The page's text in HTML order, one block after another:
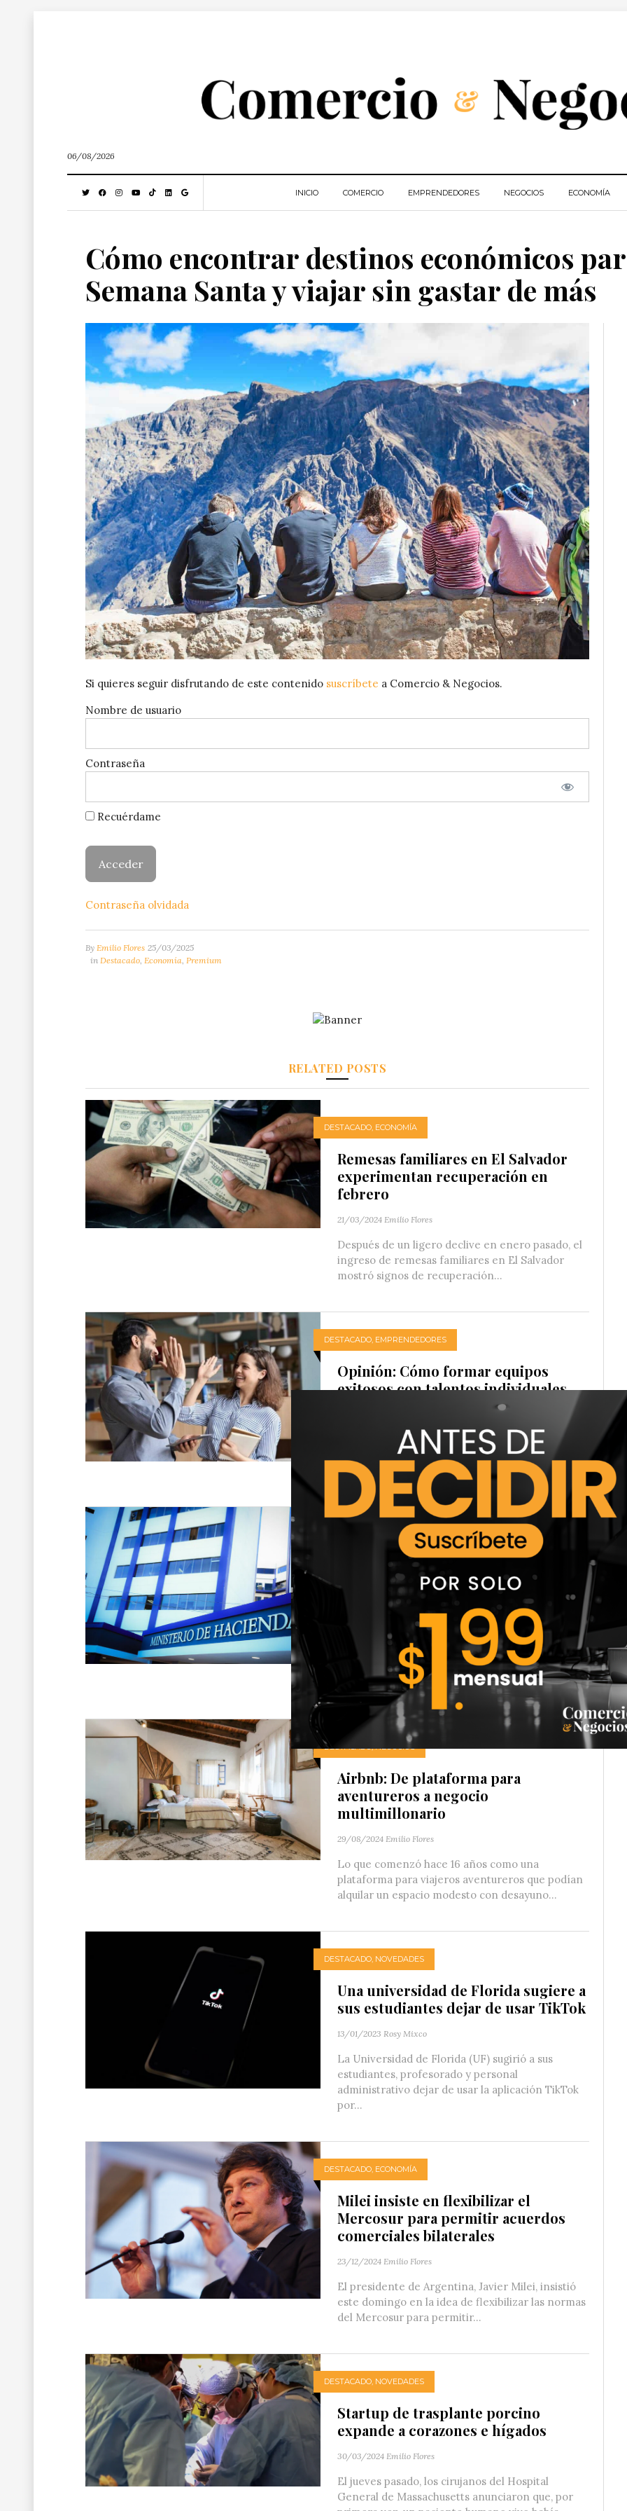
06/08/2026
INICIO COMERCIO EMPRENDEDORES NEGOCIOS ECONOMÍA
Cómo encontrar destinos económicos
Semana Santa y viajar sin gastar de más
Si quieres seguir disfrutando de este contenido suscríbete a Comercio & Negocios.
Nombre de usuario
Contraseña
Recuérdame
Contraseña olvidada
By Emilio Flores 25/03/2025
in Destacado Economía Premium
RELATED POSTS
DESTACADO, ECONOMÍA
Remesas familiares en El Salvador
experimentan recuperación en
febrero
21/03/2024 Emilio Flores
Después de un ligero declive en enero pasado, el
ingreso de remesas familiares en El Salvador
mostró signos de recuperación...
DESTACADO, EMPRENDEDORES
Opinión: Cómo formar equipos
exitosos con talentos individuales
¿Puede un plantel de estrellas terminar
estrellado? ¿Cuántas veces hemos visto equipos
de fútbol repletos de figuras que no lograron...
El Salvador garantiza el
cumplimiento de sus compromisos
internacionales.
28/07/2022 Rosy Mixco
La situación económica mundial y la crisis de
inflación han generado presiones extraordinarias
en el presupuesto y el gasto público...
DESTACADO,NEGOCIOS
Airbnb: De plataforma para
aventureros a negocio
multimillonario
29/08/2024 Emilio Flores
Lo que comenzó hace 16 años como una
plataforma para viajeros aventureros que podían
alquilar un espacio modesto con desayuno...
DESTACADO, NOVEDADES
Una universidad de Florida sugiere a
sus estudiantes dejar de usar TikTok
13/01/2023 Rosy Mixco
La Universidad de Florida (UF) sugirió a sus
estudiantes, profesorado y personal
administrativo dejar de usar la aplicación TikTok
por...
DESTACADO, ECONOMÍA
Milei insiste en flexibilizar el
Mercosur para permitir acuerdos
comerciales bilaterales
23/12/2024 Emilio Flores
El presidente de Argentina, Javier Milei, insistió
este domingo en la idea de flexibilizar las normas
del Mercosur para permitir...
DESTACADO, NOVEDADES
Startup de trasplante porcino
expande a corazones e hígados
30/03/2024 Emilio Flores
El jueves pasado, los cirujanos del Hospital
General de Massachusetts anunciaron que, por